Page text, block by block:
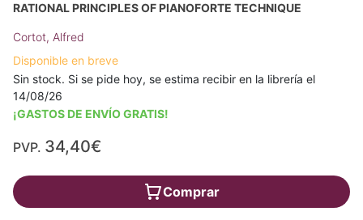
RATIONAL PRINCIPLES OF PIANOFORTE TECHNIQUE
Cortot, Alfred
Disponible en breve
Sin stock. Si se pide hoy, se estima recibir en la librería el
14/08/26
¡GASTOS DE ENVÍO GRATIS!
PVP. 34,40€
Comprar